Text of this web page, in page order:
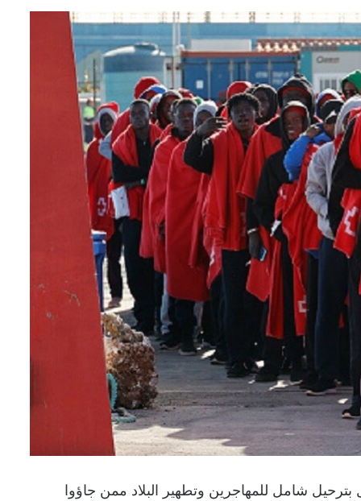
شامل للمهاجرين وتطهير البلاد ممن جاؤوا